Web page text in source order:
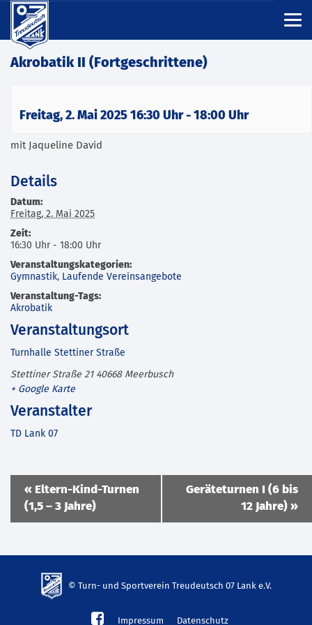
Akrobatik II (Fortgeschrittene)
Freitag, 2. Mai 2025 16:30 Uhr- 18:00 Uhr
mit Jaqueline David
Details
Datum:
Freitag, 2. Mai 2025
Zeit:
16:30 Uhr - 18:00 Uhr
Veranstaltungskategorien:
Gymnastik, Laufende Vereinsangebote
Veranstaltung-Tags:
Akrobatik
Veranstaltungsort
Turnhalle Stettiner Straße
Stettiner Straße 21 40668 Meerbusch
+ Google Karte
Veranstalter
TD Lank 07
Veranstaltung
Navigation
« Eltern-Kind-Turnen
(1,5 – 3 Jahre)
Geräteturnen I (6 bis
12 Jahre) »
© Turn- und Sportverein Treudeutsch 07 Lank e.V.
Impressum Datenschutz